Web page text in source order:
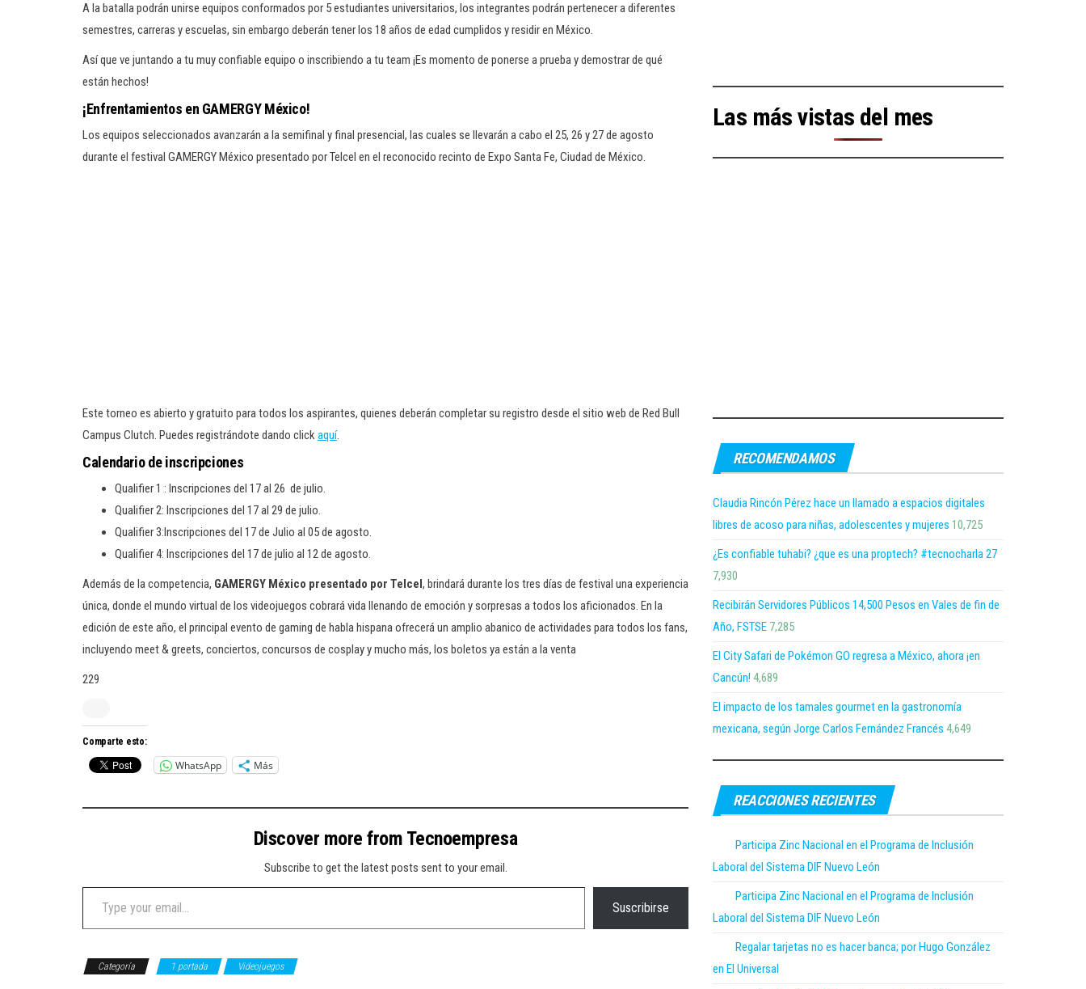
A la batalla podrán unirse equipos conformados por 5 estudiantes universitarios, los integrantes podrán pertenecer a diferentes
semestres, carreras y escuelas, sin embargo deberán tener los 18 años de edad cumplidos y residir en México.
Así que ve juntando a tu muy confiable equipo o inscribiendo a tu team ¡Es momento de ponerse a prueba y demostrar de qué
están hechos!
¡Enfrentamientos en GAMERGY México!
Los equipos seleccionados avanzarán a la semifinal y final presencial, las cuales se llevarán a cabo el 25, 26 y 27 de agosto
durante el festival GAMERGY México presentado por Telcel en el reconocido recinto de Expo Santa Fe, Ciudad de México.
Este torneo es abierto y gratuito para todos los aspirantes, quienes deberán completar su registro desde el sitio web de Red Bull
Campus Clutch. Puedes registrándote dando clickaquí.
Calendario de inscripciones
Qualifier 1 : Inscripciones del 17 al 26 de julio.
Qualifier 2: Inscripciones del 17 al 29 de julio.
Qualifier 3:Inscripciones del 17 de Julio al 05 de agosto.
Qualifier 4: Inscripciones del 17 de julio al 12 de agosto.
Además de la competencia, GAMERGY México presentado por Telcel, brindará durante los tres días de festival una experiencia
única, donde el mundo virtual de los videojuegos cobrará vida llenando de emoción y sorpresas a todos los aficionados. En la
edición de este año, el principal evento de gaming de habla hispana ofrecerá un amplio abanico de actividades para todos los fans,
incluyendo meet & greets, conciertos, concursos de cosplay y mucho más, los boletos ya están a la venta
229
Comparte esto:
WhatsApp Más
Discover more from Tecnoempresa
Subscribe to get the latest posts sent to your email.
Type your email…
Suscribirse
Categoría 1 portada Videojuegos
Las más vistas del mes
RECOMENDAMOS
Claudia Rincón Pérez hace un llamado a espacios digitales
libres de acoso para niñas, adolescentes y mujeres 10,725
¿Es confiable tuhabi? ¿que es una proptech? #tecnocharla 27
7,930
Recibirán Servidores Públicos 14,500 Pesos en Vales de fin de
Año, FSTSE 7,285
El City Safari de Pokémon GO regresa a México, ahora ¡en
Cancún! 4,689
El impacto de los tamales gourmet en la gastronomía
mexicana, según Jorge Carlos Fernández Francés 4,649
REACCIONES RECIENTES
Participa Zinc Nacional en el Programa de Inclusión
Laboral del Sistema DIF Nuevo León
Participa Zinc Nacional en el Programa de Inclusión
Laboral del Sistema DIF Nuevo León
Regalar tarjetas no es hacer banca; por Hugo González
en El Universal